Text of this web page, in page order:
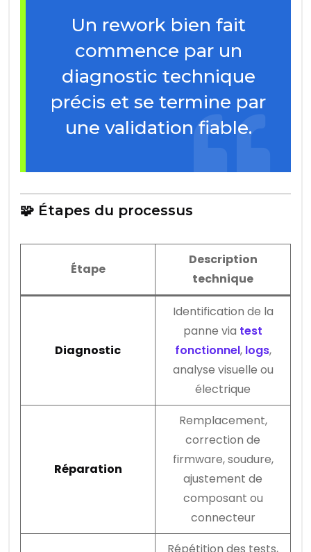
Un rework bien fait
commence par un
diagnostic technique
précis et se termine par
une validation fiable.
🧩 Étapes du processus
Étape
Description
technique
Diagnostic
Identification de la
panne via test
fonctionnel, logs,
analyse visuelle ou
électrique
Réparation
Remplacement,
correction de
firmware, soudure,
ajustement de
composant ou
connecteur
Répétition des tests,